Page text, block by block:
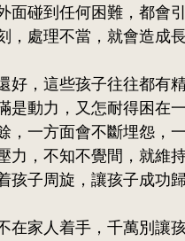
面碰到任何困難，都會
，處理不當，就會造成
好，這些孩子往往都有
是動力，又怎耐得困在
，一方面會不斷埋怨，
力，不知不覺間，就維
孩子周旋，讓孩子成功歸
在家人着手，千萬別讓